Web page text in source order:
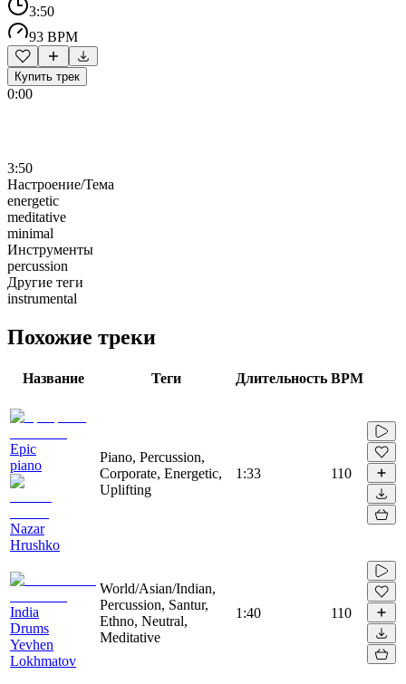
3:50
93 BPM
Купить трек
0:00
3:50
Настроение/Тема
energetic
meditative
minimal
Инструменты
percussion
Другие теги
instrumental
Похожие треки
Название Теги Длительность BPM
Epic
piano
Nazar
Hrushko
Piano, Percussion,
Corporate, Energetic,
Uplifting
1:33 110
India
Drums
Yevhen
Lokhmatov
World/Asian/Indian,
Percussion, Santur,
Ethno, Neutral,
Meditative
1:40 110